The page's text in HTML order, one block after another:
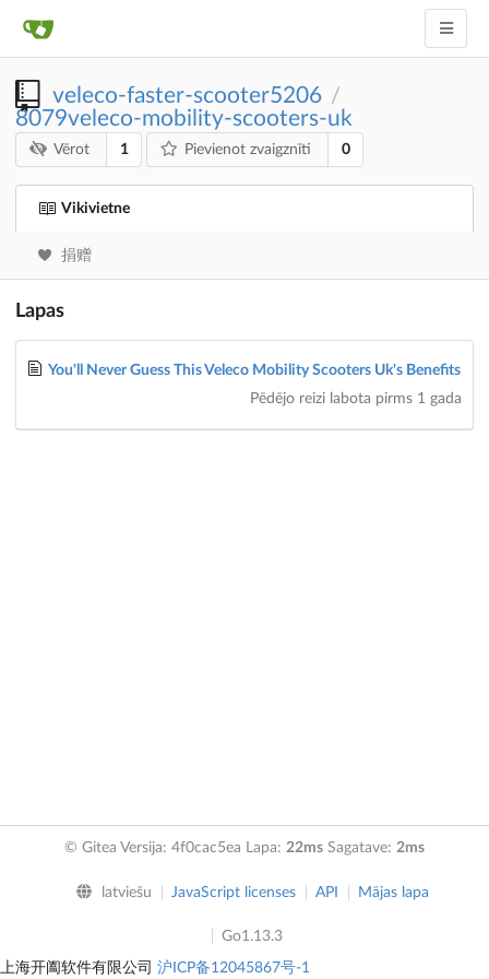
veleco-faster-scooter5206 /
8079veleco-mobility-scooters-uk
Vērot 1 Pievienot zvaigznīti 0
Vikivietne
捐赠
Lapas
You'll Never Guess This Veleco Mobility Scooters Uk's Benefits
Pēdējo reizi labota pirms 1 gada
© Gitea Versija: 4f0cac5ea Lapa: 22ms Sagatave: 2ms
latviešu JavaScript licenses API Mājas lapa
Go1.13.3
上海开阖软件有限公司 沪ICP备12045867号-1